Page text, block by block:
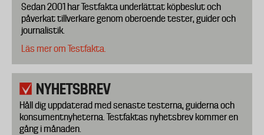
Sedan 2001 har Testfakta underlättat köpbeslut och
påverkat tillverkare genom oberoende tester, guider och
journalistik.
Läs mer om Testfakta.
NYHETSBREV
Håll dig uppdaterad med senaste testerna, guiderna och
konsumentnyheterna. Testfaktas nyhetsbrev kommer en
gång i månaden.